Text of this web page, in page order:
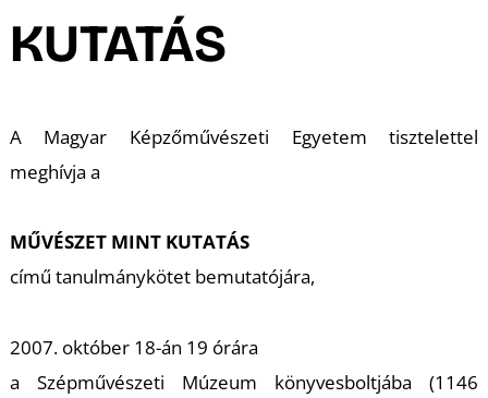
KUTATÁS
A Magyar Képzőművészeti Egyetem tisztelettel
meghívja a
MŰVÉSZET MINT KUTATÁS
című tanulmánykötet bemutatójára,
2007. október 18-án 19 órára
a Szépművészeti Múzeum könyvesboltjába (1146